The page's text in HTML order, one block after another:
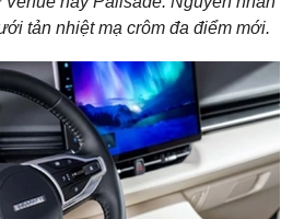
tản nhiệt mạ crôm đa điểm mới.